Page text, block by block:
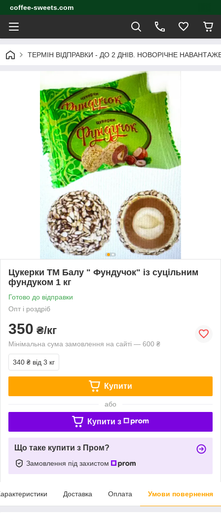
coffee-sweets.com
ТЕРМІН ВІДПРАВКИ - ДО 2 ДНІВ. НОВОРІЧНЕ
Цукерки ТМ Балу " Фундучок" із суцільним
фундуком 1 кг
Готово до відправки
Опт і роздріб
350 ₴/кг
Мінімальна сума замовлення на сайті — 600 ₴
340 ₴ від 3 кг
Купити
або
Купити з
Що таке купити з Пром?
Замовлення під захистом
Доставка Оплата Умови повернення